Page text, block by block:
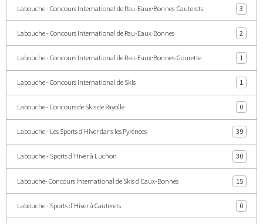
Labouche - Concours International de Pau-Eaux·Bonnes-Cauterets 3
Labouche - Concours International de Pau-Eaux·Bonnes 2
Labouche - Concours International de Pau-Eaux·Bonnes-Gourette 1
Labouche - Concours International de Skis 1
Labouche - Concours de Skis de Payolle 0
Labouche - Les Sports d'Hiver dans les Pyrénées 39
Labouche - Sports d'Hiver à Luchon 30
Labouche- Concours International de Skis d'Eaux-Bonnes 15
Labouche - Sports d'Hiver à Cauterets 0